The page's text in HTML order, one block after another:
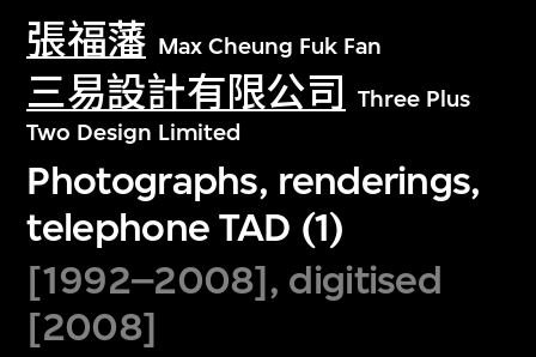
張福藩 Max Cheung Fuk Fan
三易設計有限公司
Three Plus
Two Design Limited
Photographs, renderings,
telephone TAD (1)
[1992–2008], digitised
[2008]
文化藏品。